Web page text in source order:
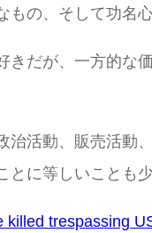
の、そして功名
だが、一方的
活動、販売活
に等しいことも少
trespassing